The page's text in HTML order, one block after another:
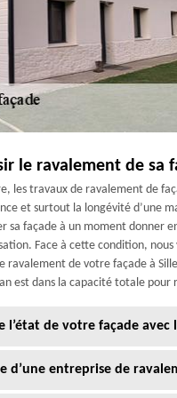
le ravalement de sa
les travaux de ravalement de
et surtout la longévité d’une
sa façade à un moment donner
Face à cette condition,
ravalement de votre façade à
est dans la capacité totale
l’état de votre façade
d’une entreprise de